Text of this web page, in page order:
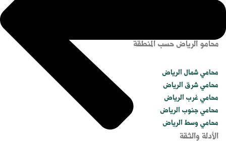
محامو الرياض حسب المنطقة
محامي شمال الرياض
محامي شرق الرياض
محامي غرب الرياض
محامي جنوب الرياض
محامي وسط الرياض
الأدلة والثقة